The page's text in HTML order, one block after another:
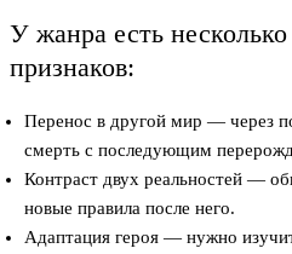
У жанра есть
признаков:
Перенос в другой мир — через
смерть с последующим
Контраст двух реальностей —
новые правила после него.
Адаптация героя — нужно